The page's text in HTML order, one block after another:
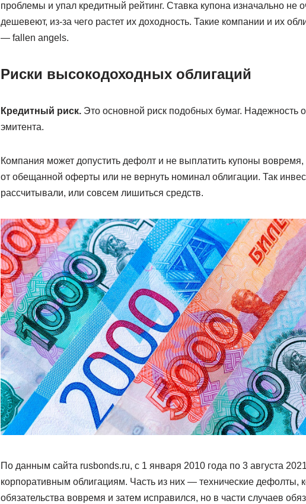
проблемы и упал кредитный рейтинг. Ставка купона изначально не
дешевеют, из-за чего растет их доходность. Такие компании и их
— fallen angels.
Риски высокодоходных облигаций
Кредитный риск.Это основной риск подобных бумаг. Надежность
эмитента.
Компания может допустить дефолт и не выплатить купоны
от обещанной оферты или не вернуть номинал облигации. Так
рассчитывали, или совсем лишиться средств.
По данным сайта rusbonds.ru, с 1 января 2010 года по 3 августа
корпоративным облигациям. Часть из них — технические дефолты,
обязательства вовремя и затем исправился, но в части случаев